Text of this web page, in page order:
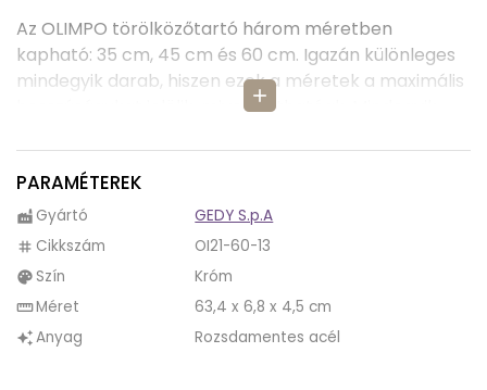
add
Az OLIMPO törölközőtartó három méretben
kapható: 35 cm, 45 cm és 60 cm. Igazán különleges
mindegyik darab, hiszen ezek a méretek a maximális
hosszúságukat jelölik, mivel állíthatóak. Mindegyik
hosszáig bármilyen méretet fel tud venni.
Anyaga rozsdamentes acél és króm, így nem kell
attól tartani, hogy idővel tönkremenne a nedves
környezettől.
Az OLIMPO törölközőtartó színe króm, így bármilyen
színű is legyen a csempe a fürdőszobánkba, biztosan
fog illeni hozzá.
PARAMÉTEREK
factory Gyártó GEDY S.p.A
tag Cikkszám OI21-60-13
palette Szín Króm
straightenMéret 63,4 x 6,8 x 4,5 cm
auto_awesomeAnyag Rozsdamentes acél